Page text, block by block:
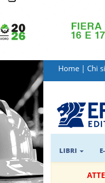
LIBRI
MATERIALI
PER
IL
FORMATORE
E-
BOOK
RIVISTE
Home | Chi
LIBRI